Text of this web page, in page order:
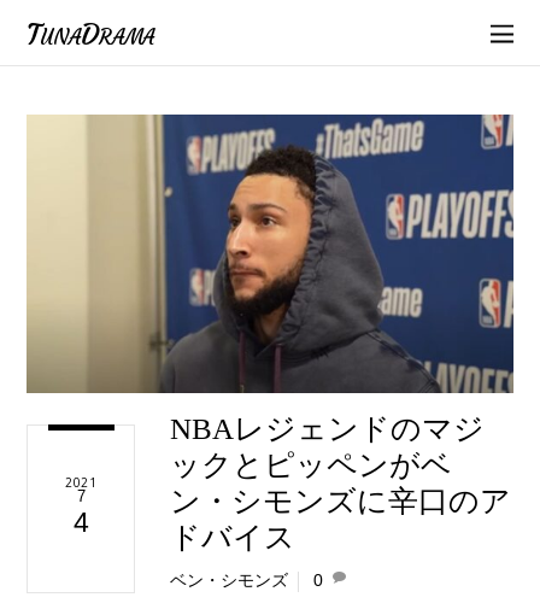
TunaDrama
2021
7
4
NBAレジェンドのマジ
ックとピッペンがベ
ン・シモンズに辛口のア
ドバイス
ベン・シモンズ 0